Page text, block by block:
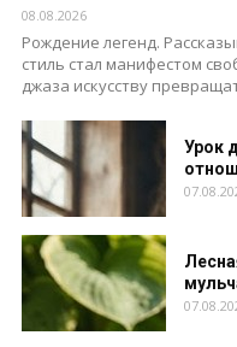
08.08.2026
Рождение легенд.
стиль стал манифестом
джаза искусству
Урок